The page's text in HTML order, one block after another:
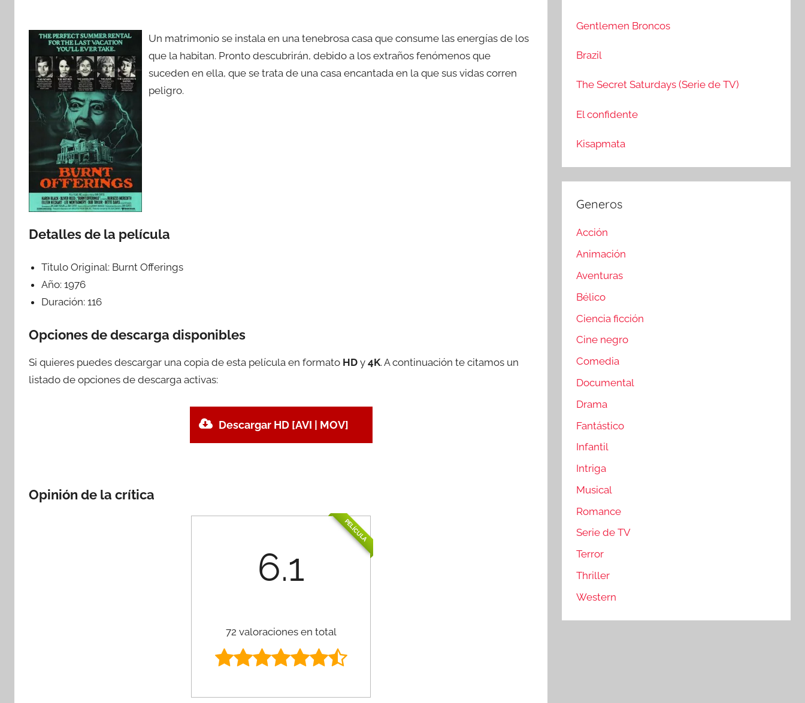
Un matrimonio se instala en una tenebrosa casa que consume las energías de los
que la habitan. Pronto descubrirán, debido a los extraños fenómenos que
suceden en ella, que se trata de una casa encantada en la que sus vidas corren
peligro.
Detalles de la película
Titulo Original: Burnt Offerings
Año:1976
Duración:116
Opciones de descarga disponibles
Si quieres puedes descargar una copia de esta película en formato HD y 4K. A continuación te citamos un
listado de opciones de descarga activas:
Descargar HD [AVI | MOV]
Opinión de la crítica
PELÍCULA
6.1
72 valoraciones en total
:Gentlemen Broncos
Brazil
The Secret Saturdays (Serie de TV)
El confidente
Kisapmata
Generos
Acción
Animación
Aventuras
Bélico
Ciencia ficción
Cine negro
Comedia
Documental
Drama
Fantástico
Infantil
Intriga
Musical
Romance
Serie de TV
Terror
Thriller
Western